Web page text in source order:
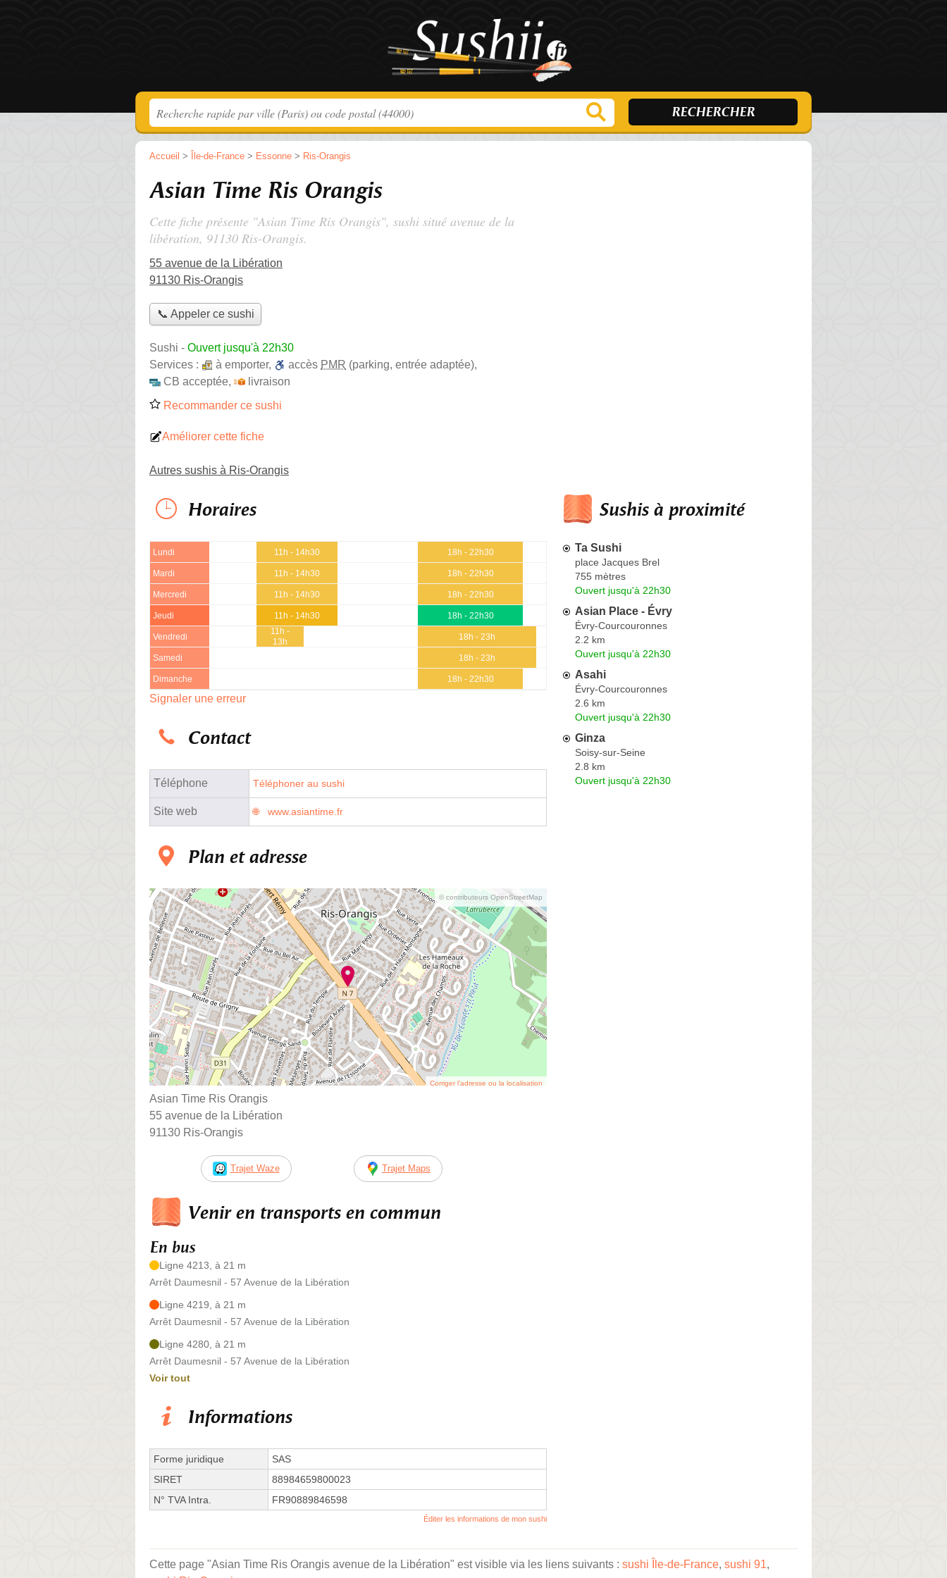
Accueil > Île-de-France > Essonne > Ris-Orangis
Asian Time Ris Orangis
Cette fiche présente "Asian Time Ris Orangis", sushi situé avenue de la
libération, 91130 Ris-Orangis.
55 avenue de la Libération
91130 Ris-Orangis
📞 Appeler ce sushi
Sushi - Ouvert jusqu'à 22h30
Services :
à emporter, accès PMR (parking, entrée adaptée),
CB acceptée,
livraison
Recommander ce sushi
Améliorer cette fiche
Autres sushis à Ris-Orangis
Horaires
Lundi 11h - 14h30 18h - 22h30
Mardi 11h - 14h30 18h - 22h30
Mercredi 11h - 14h30 18h - 22h30
Jeudi 11h - 14h30 18h - 22h30
Vendredi
11h -
13h
18h - 23h
Samedi 18h - 23h
Dimanche 18h - 22h30
Signaler une erreur
Contact
Téléphone Téléphoner au sushi
Site web www.asiantime.fr
Plan et adresse
© contributeurs OpenStreetMap
Corriger l’adresse ou la localisation
Asian Time Ris Orangis
55 avenue de la Libération
91130 Ris-Orangis
Trajet Waze Trajet Maps
Venir en transports en commun
En bus
Ligne 4213, à 21 m
Arrêt Daumesnil - 57 Avenue de la Libération
Ligne 4219, à 21 m
Arrêt Daumesnil - 57 Avenue de la Libération
Ligne 4280, à 21 m
Arrêt Daumesnil - 57 Avenue de la Libération
Voir tout
Informations
Forme juridique
SAS
SIRET
88984659800023
N° TVA Intra.
FR90889846598
Éditer les informations de mon sushi
Sushis à proximité
Ta Sushi
place Jacques Brel
755 mètres
Ouvert jusqu'à 22h30
Asian Place - Évry
Évry-Courcouronnes
2.2 km
Ouvert jusqu'à 22h30
Asahi
Évry-Courcouronnes
2.6 km
Ouvert jusqu'à 22h30
Ginza
Soisy-sur-Seine
2.8 km
Ouvert jusqu'à 22h30
Cette page "Asian Time Ris Orangis avenue de la Libération" est visible via les liens suivants : sushi Île-de-France, sushi 91,